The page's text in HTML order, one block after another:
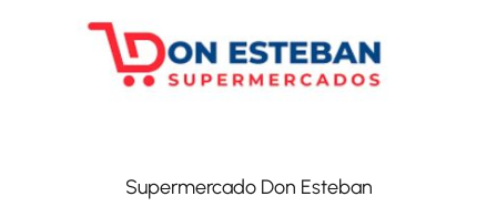
Supermercado Don Esteban